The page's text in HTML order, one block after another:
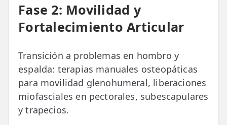
Fase 2: Movilidad y
Fortalecimiento Articular
Transición a problemas en hombro y
espalda: terapias manuales osteopáticas
para movilidad glenohumeral, liberaciones
miofasciales en pectorales, subescapulares
y trapecios.